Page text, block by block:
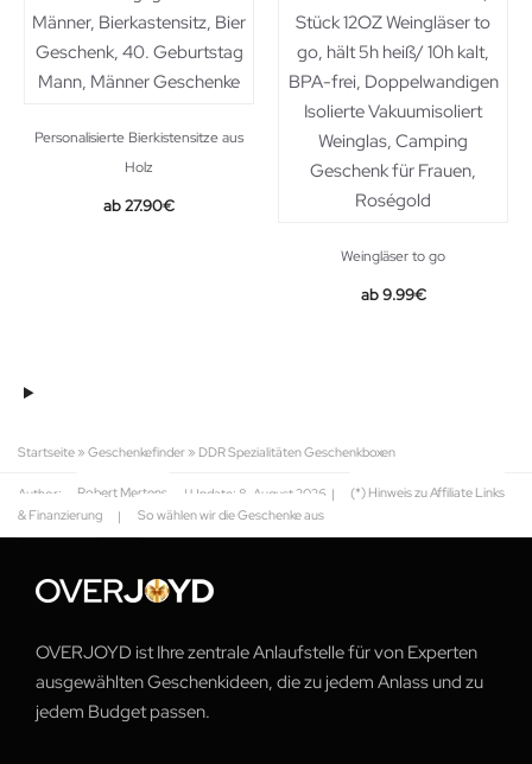
Personalisierte Bierkistensitze aus
Holz
27.90€
Weingläser to go
9.99€
Startseite » Geschenkefinder » DDR Spezialitäten Geschenkboxen
Author: Robert Mertens | Update: 8. August 2026 |
(*) Hinweis zu Affiliate Links
& Finanzierung
| So wählen wir die Geschenke aus
OVERJOYD ist Ihre zentrale Anlaufstelle für von Experten
ausgewählten Geschenkideen, die zu jedem Anlass und zu
jedem Budget passen.